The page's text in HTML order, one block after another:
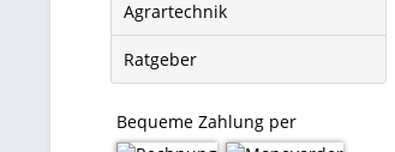
Agrartechnik
Ratgeber
Bequeme Zahlung per